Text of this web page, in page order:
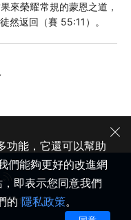
來榮耀常規的蒙恩之道，
然返回（賽 55:11）。
教會九標誌
功能，它還可以幫助
們能夠更好的改進網
即表示您同意我們
的 隱私政策。